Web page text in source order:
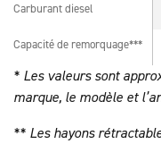
Carburant diesel
Capacité de remorquage***
Carburant diesel
Capacité de remorquage***
* Les valeurs sont
marque, le modèle et
** Les hayons